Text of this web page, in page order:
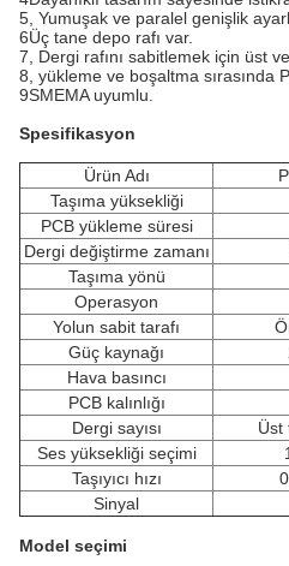
5, Yumuşak ve paralel genişlik
6Üç tane depo rafı var.
7, Dergi rafını sabitlemek için üst ve
8, yükleme ve boşaltma sırasında
9SMEMA uyumlu.
Spesifikasyon
Ürün Adı
Taşıma yüksekliği
PCB yükleme süresi
Dergi değiştirme zamanı
Taşıma yönü
Operasyon
Yolun sabit tarafı
Güç kaynağı
Hava basıncı
PCB kalınlığı
Dergi sayısı
Üst
Ses yüksekliği seçimi
Taşıyıcı hızı
Sinyal
Model seçimi